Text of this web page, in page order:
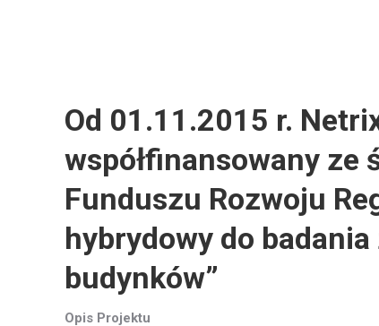
Od 01.11.2015 r.
współfinansowany ze
Funduszu Rozwoju
hybrydowy do
budynków”
Opis Projektu